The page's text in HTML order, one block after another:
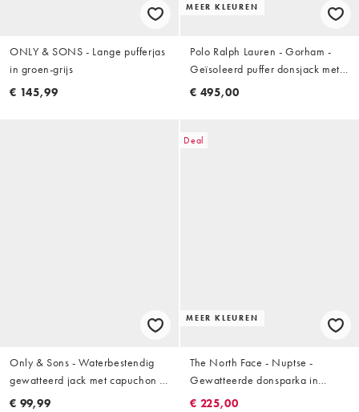
ONLY & SONS - Lange pufferjas
in groen-grijs
€ 145,99
MEER KLEUREN
Polo Ralph Lauren - Gorham -
Geïsoleerd puffer donsjack met
icoonlogo en capuchon in
€ 495,00
Only & Sons - Waterbestendig
gewatteerd jack met capuchon in
kaki
€ 99,99
Deal
MEER KLEUREN
The North Face - Nuptse -
Gewatteerde donsparka in
donkergroen
€ 225,00